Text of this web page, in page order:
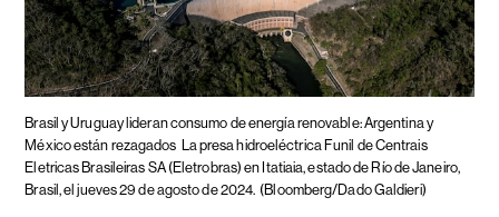
Brasil y Uruguay lideran consumo de energía renovable: Argentina y
México están rezagados La presa hidroeléctrica Funil de Centrais
Eletricas Brasileiras SA (Eletrobras) en Itatiaia, estado de Río de Janeiro,
Brasil, el jueves 29 de agosto de 2024. (Bloomberg/Dado Galdieri)